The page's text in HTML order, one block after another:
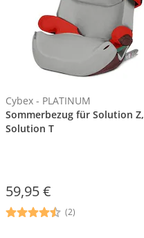
Cybex - PLATINUM
Sommerbezug für Solution Z,
Solution T
59,95 €
(2)